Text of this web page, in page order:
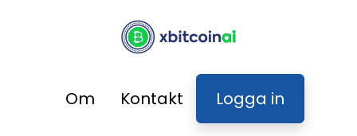
Om Kontakt Logga in